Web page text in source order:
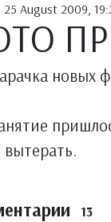
25 August 2009,
новых
вытерать.
13